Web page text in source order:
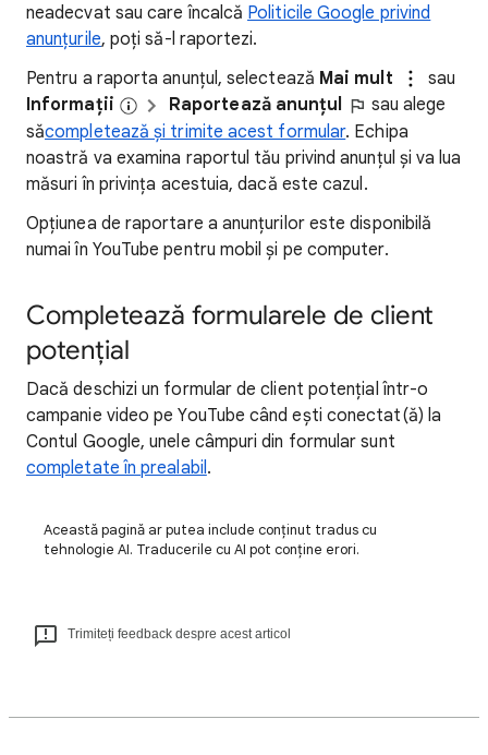
neadecvat sau care încalcă Politicile Google privind
anunțurile, poți să-l raportezi.
Pentru a raporta anunțul, selectează Mai mult
sau
Informații
Raportează anunțul
sau alege
săcompletează și trimite acest formular. Echipa
noastră va examina raportul tău privind anunțul și va lua
măsuri în privința acestuia, dacă este cazul.
Opțiunea de raportare a anunțurilor este disponibilă
numai în YouTube pentru mobil și pe computer.
Completează formularele de client
potențial
Dacă deschizi un formular de client potențial într-o
campanie video pe YouTube când ești conectat(ă) la
Contul Google, unele câmpuri din formular sunt
completate în prealabil.
Această pagină ar putea include conținut tradus cu
tehnologie AI. Traducerile cu AI pot conține erori.
Trimiteți feedback despre acest articol